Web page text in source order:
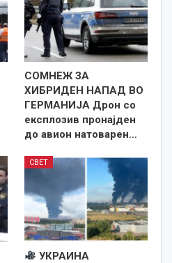
СОМНЕЖ ЗА
ХИБРИДЕН НАПАД ВО
ГЕРМАНИЈА Дрон со
експлозив пронајден
до авион натоварен…
СВЕТ
УКРАИНА